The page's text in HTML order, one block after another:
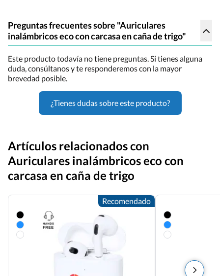
Preguntas frecuentes sobre "Auriculares
inalámbricos eco con carcasa en caña de trigo"
Este producto todavía no tiene preguntas. Si tienes alguna
duda, consúltanos y te responderemos con la mayor
brevedad posible.
¿Tienes dudas sobre este producto?
Artículos relacionados con
Auriculares inalámbricos eco con
carcasa en caña de trigo
Recomendado